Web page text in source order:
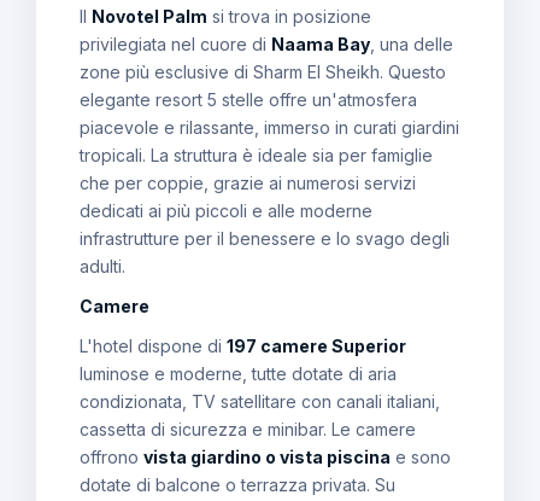
Il Novotel Palm si trova in posizione
privilegiata nel cuore di Naama Bay , una delle
zone più esclusive di Sharm El Sheikh. Questo
elegante resort 5 stelle offre un'atmosfera
piacevole e rilassante, immerso in curati giardini
tropicali. La struttura è ideale sia per famiglie
che per coppie, grazie ai numerosi servizi
dedicati ai più piccoli e alle moderne
infrastrutture per il benessere e lo svago degli
adulti.
Camere
L'hotel dispone di 197 camere Superior
luminose e moderne, tutte dotate di aria
condizionata, TV satellitare con canali italiani,
cassetta di sicurezza e minibar. Le camere
offrono vista giardino o vista piscina e sono
dotate di balcone o terrazza privata. Su